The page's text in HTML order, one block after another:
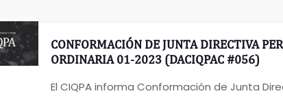
CONFORMACIÓN DE JUNTA DIRECTIVA
ORDINARIA 01-2023 (DACIQPAC #056)
El CIQPA informa Conformación de Junta